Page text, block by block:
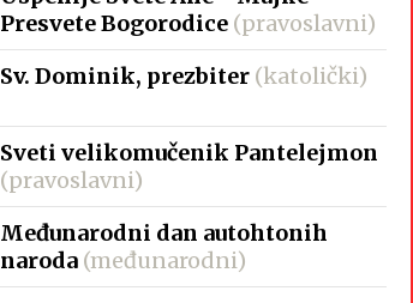
Presvete Bogorodice (pravoslavni)
Sv. Dominik, prezbiter (katolički)
Sveti velikomučenik Pantelejmon
(pravoslavni)
Međunarodni dan autohtonih
naroda (međunarodni)